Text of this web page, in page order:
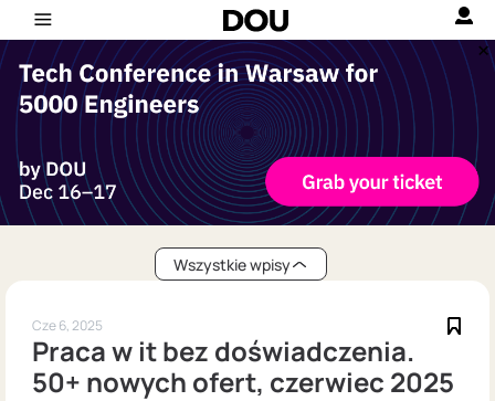
Wszystkie wpisy
Cze 6, 2025
Praca w it bez doświadczenia.
50+ nowych ofert, czerwiec 2025